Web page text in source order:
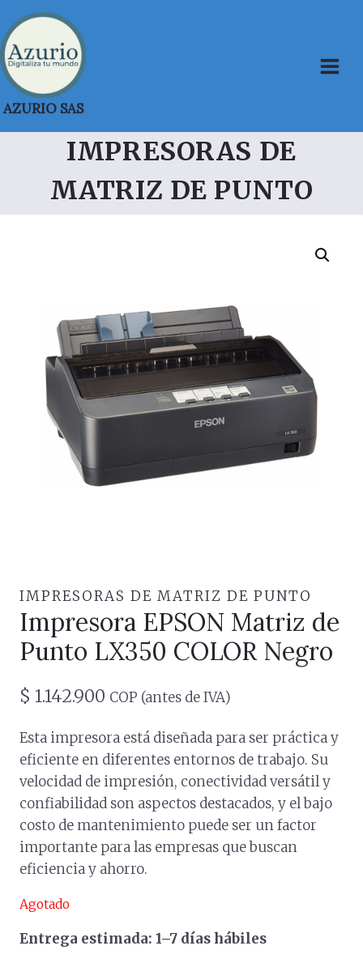
Saltar
al
contenido
AZURIO SAS
IMPRESORAS DE
MATRIZ DE PUNTO
IMPRESORAS DE MATRIZ DE PUNTO
Impresora EPSON Matriz de
Punto LX350 COLOR Negro
$ 1.142.900 COP (antes de IVA)
Esta impresora está diseñada para ser práctica y
eficiente en diferentes entornos de trabajo. Su
velocidad de impresión, conectividad versátil y
confiabilidad son aspectos destacados, y el bajo
costo de mantenimiento puede ser un factor
importante para las empresas que buscan
eficiencia y ahorro.
Agotado
Entrega estimada: 1–7 días hábiles